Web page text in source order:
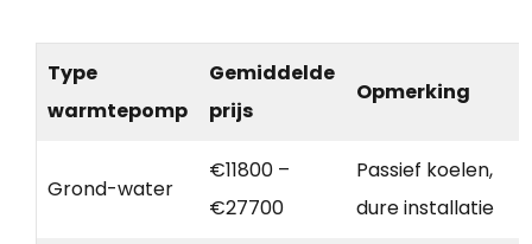
Type
warmtepomp
Gemiddelde
prijs
Opmerking
Grond-water
€11800 –
€27700
Passief koelen,
dure installatie